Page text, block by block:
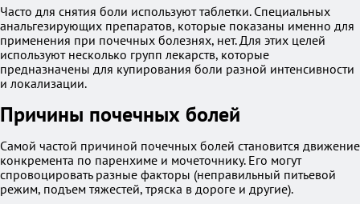
Часто для снятия боли используют таблетки. Специальных
анальгезирующих препаратов, которые показаны именно для
применения при почечных болезнях, нет. Для этих целей
используют несколько групп лекарств, которые
предназначены для купирования боли разной интенсивности
и локализации.
Причины почечных болей
Самой частой причиной почечных болей становится движение
конкремента по паренхиме и мочеточнику. Его могут
спровоцировать разные факторы (неправильный питьевой
режим, подъем тяжестей, тряска в дороге и другие).